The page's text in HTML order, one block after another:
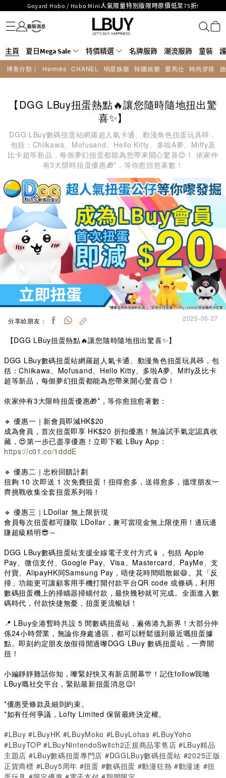
Goyard Hobo / Hobo Mini人氣限量特別版限時原價低至75折!
LBuy呈獻 - Hermès 及 Chanel 手袋及首飾原價低至6折，立即入手!
LBuy Nintendo Switch / Nintendo Switch 2 正規商品零售店登陸MOKO 4樓
重要通告：銀行轉帳及轉數快付款注意事項
購物滿HKD500即享免運費！
LBuy獲香港知識產權署頒發2026《正版正貨承諾》商標
名牌服飾
潮流服飾
童裝
護膚美妝
香水香薰
個人護理
母嬰護理
遊戲及精品玩具
文儀用品
家居生活
電子產品
美食
醫藥保健
運動與戶外用品
主頁 夏日Mega Sale 特價精選 名牌服飾 潮流服飾 童裝
博客分類 | Hermès CHANEL 明星娛樂 韓國娛樂 愛馬仕 時尚穿搭
【DGG LBuy扭蛋熱點🔥讓您隨時隨地扭出驚
喜✨】
DGG LBuy數碼扭蛋站網羅超人氣卡通、動漫角色扭蛋玩具🧸，
包括：Chiikawa、Mofusand、Hello Kitty、多啦A夢、Miffy及
比卡超等新品，每個夢幻扭蛋都能為您帶來開心驚喜😊！ 依家仲
有3大限時扭蛋優惠🎁*，等你愈扭愈著數！
分享給朋友： 2025-06-27
【DGG LBuy扭蛋熱點🔥讓您隨時隨地扭出驚喜✨】
DGG LBuy數碼扭蛋站網羅超人氣卡通、動漫角色扭蛋玩具🧸，包
括：Chiikawa、Mofusand、Hello Kitty、多啦A夢、Miffy及比卡
超等新品，每個夢幻扭蛋都能為您帶來開心驚喜😊！
依家仲有3大限時扭蛋優惠🎁*，等你愈扭愈著數：
🔹 優惠一｜新會員即減HK$20
成為會員，首次扭蛋即享 HK$20 折扣優惠！無論試手氣定認真收
藏，😍第一步已盡享優惠！立即下載 LBuy App：
https://c01.co/1dddE
🔹 優惠二｜忠粉回饋計劃
扭夠 10 次即送 1 次免費扭蛋！扭得愈多，送得愈多，搵埋朋友一
齊挑戰收集全套扭蛋系列啦！
🔹 優惠三｜LDollar 無上限折現
會員每次扭蛋都可賺取 LDollar，兼可當現金無上限使用！邊玩邊
賺超級精明😎～
DGG LBuy數碼扭蛋站支援全線電子支付方式📱，包括 Apple
Pay、微信支付、Google Pay、Visa、Mastercard、PayMe、支
付寶、AlipayHK同Samsung Pay，唔使花時間唱散銀😄。其「反
掃」功能更可讓顧客用手機打開付款平台QR code 或條碼，利用
數碼扭蛋機上的掃瞄器掃瞄付款，最快幾秒就可完成。全面進入數
碼時代，付款快捷無憂，扭蛋更流暢🙌！
📍 LBuy全港暫時共設 5 間數碼扭蛋站，遍佈港九新界！大部分仲
係24小時營業，無論你身處邊區，都可以輕鬆搵到最近嘅扭蛋據
點。即刻約定朋友放假得閒過嚟DGG LBuy 數碼扭蛋站，一齊開
扭！
小編靜靜雞話你知，嚟緊好快又有新店開幕🎊！記住follow我哋
LBuy嘅社交平台，緊貼最新扭蛋消息😉!
*優惠受條款及細則約束。
*如有任何爭議，Lofty Limited 保留最終決定權。
#LBuy #LBuyHK #LBuyMoko #LBuyLohas #LBuyYoho
#LBuyTOP #LBuyNintendoSwitch2正規商品零售店 #LBuy精品
主題店 #LBuy數碼扭蛋專門店 #DGGLBuy數碼扭蛋站 #2025正版
正貨商標 #LBuy5周年 #扭蛋 #數碼扭蛋 #動漫狂熱 #動漫迷 #扭